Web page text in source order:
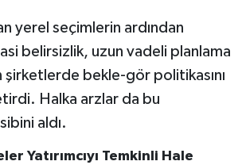
yerel seçimlerin ardından
belirsizlik, uzun vadeli planlama
bekle-gör politikasını
Halka arzlar da bu
aldı.
Yatırımcıyı Temkinli Hale